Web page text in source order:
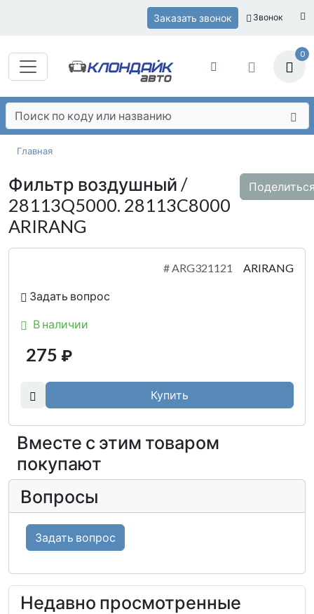
Заказать звонок Звонок
0
Главная
Фильтр воздушный /
28113Q5000. 28113C8000
ARIRANG
#ARG321121 ARIRANG
Задать вопрос
В наличии
275 ₽
Купить
Вместе с этим товаром
покупают
Вопросы
Задать вопрос
Недавно просмотренные